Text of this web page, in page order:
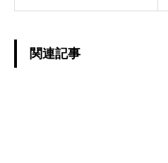
関連記事